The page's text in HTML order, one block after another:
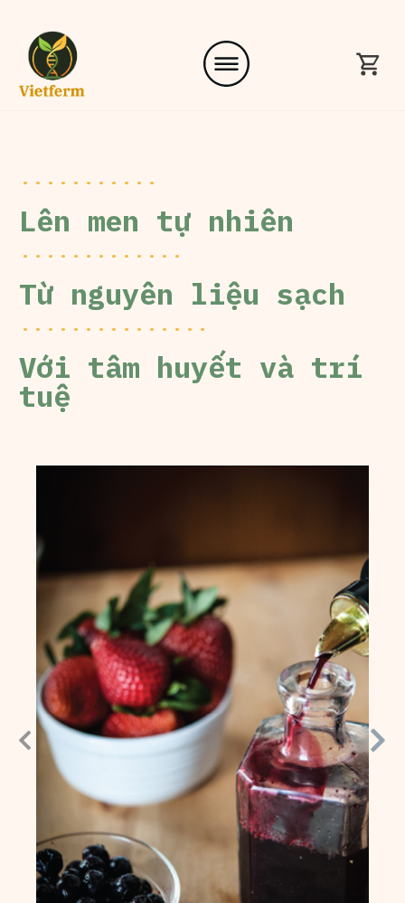
...........
Lên men tự nhiên
.............
Từ nguyên liệu sạch
...............
Với tâm huyết và trí
tuệ